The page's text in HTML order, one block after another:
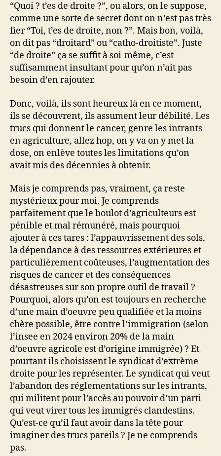
“Quoi ? t’es de droite ?”, ou alors, on le suppose,
comme une sorte de secret dont on n’est pas très
fier “Toi, t’es de droite, non ?”. Mais bon, voilà,
on dit pas “droitard” ou “catho-droitiste”. Juste
“de droite” ça se suffit à soi-même, c’est
suffisamment insultant pour qu’on n’ait pas
besoin d’en rajouter.
Donc, voilà, ils sont heureux là en ce moment,
ils se découvrent, ils assument leur débilité. Les
trucs qui donnent le cancer, genre les intrants
en agriculture, allez hop, on y va on y met la
dose, on enlève toutes les limitations qu’on
avait mis des décennies à obtenir.
Mais je comprends pas, vraiment, ça reste
mystérieux pour moi. Je comprends
parfaitement que le boulot d’agriculteurs est
pénible et mal rémunéré, mais pourquoi
ajouter à ces tares : l’appauvrissement des sols,
la dépendance à des ressources extérieures et
particulièrement coûteuses, l’augmentation des
risques de cancer et des conséquences
désastreuses sur son propre outil de travail ?
Pourquoi, alors qu’on est toujours en recherche
d’une main d’oeuvre peu qualifiée et la moins
chère possible, être contre l’immigration (selon
l’insee en 2024 environ 20% de la main
d’oeuvre agricole est d’origine immigrée) ? Et
pourtant ils choisissent le syndicat d’extrème
droite pour les représenter. Le syndicat qui veut
l’abandon des réglementations sur les intrants,
qui militent pour l’accès au pouvoir d’un parti
qui veut virer tous les immigrés clandestins.
Qu’est-ce qu’il faut avoir dans la tête pour
imaginer des trucs pareils ? Je ne comprends
pas.